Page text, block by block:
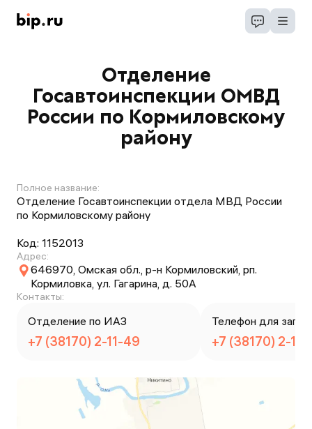
Отделение
Госавтоинспекции ОМВД
России по Кормиловскому
району
Полное название:
Отделение Госавтоинспекции отдела МВД России
по Кормиловскому району
Код: 1152013
Адрес:
646970, Омская обл., р-н Кормиловский, рп.
Кормиловка, ул. Гагарина, д. 50А
Контакты:
Отделение по ИАЗ
+7 (38170) 2-11-49
Телефон для
+7 (38170) 2-